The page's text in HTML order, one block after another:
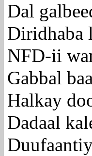
Dal
Diridhaba
NFD-ii
Gabbal
Halkay
Dadaal